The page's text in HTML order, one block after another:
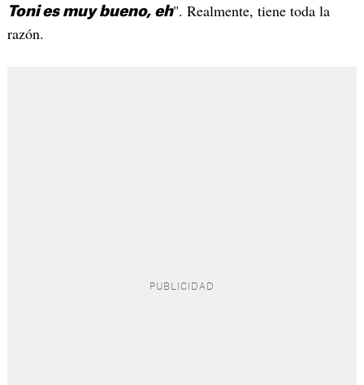
Toni es muy bueno, eh". Realmente, tiene toda la
razón.